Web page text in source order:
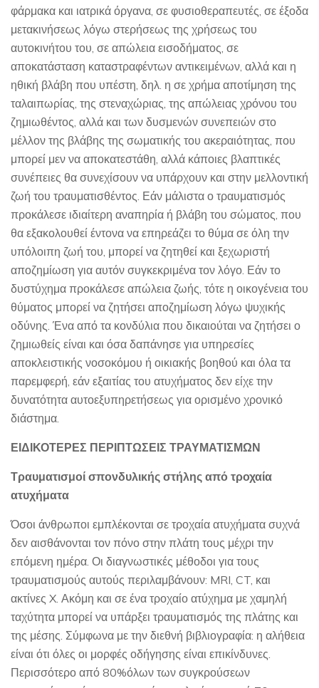
φάρμακα και ιατρικά όργανα, σε φυσιοθεραπευτές, σε έξοδα
μετακινήσεως λόγω στερήσεως της χρήσεως του
αυτοκινήτου του, σε απώλεια εισοδήματος, σε
αποκατάσταση καταστραφέντων αντικειμένων, αλλά και η
ηθική βλάβη που υπέστη, δηλ. η σε χρήμα αποτίμηση της
ταλαιπωρίας, της στεναχώριας, της απώλειας χρόνου του
ζημιωθέντος, αλλά και των δυσμενών συνεπειών στο
μέλλον της βλάβης της σωματικής του ακεραιότητας, που
μπορεί μεν να αποκατεστάθη, αλλά κάποιες βλαπτικές
συνέπειες θα συνεχίσουν να υπάρχουν και στην μελλοντική
ζωή του τραυματισθέντος. Εάν μάλιστα ο τραυματισμός
προκάλεσε ιδιαίτερη αναπηρία ή βλάβη του σώματος, που
θα εξακολουθεί έντονα να επηρεάζει το θύμα σε όλη την
υπόλοιπη ζωή του, μπορεί να ζητηθεί και ξεχωριστή
αποζημίωση για αυτόν συγκεκριμένα τον λόγο. Εάν το
δυστύχημα προκάλεσε απώλεια ζωής, τότε η οικογένεια του
θύματος μπορεί να ζητήσει αποζημίωση λόγω ψυχικής
οδύνης. Ένα από τα κονδύλια που δικαιούται να ζητήσει ο
ζημιωθείς είναι και όσα δαπάνησε για υπηρεσίες
αποκλειστικής νοσοκόμου ή οικιακής βοηθού και όλα τα
παρεμφερή, εάν εξαιτίας του ατυχήματος δεν είχε την
δυνατότητα αυτοεξυπηρετήσεως για ορισμένο χρονικό
διάστημα.
ΕΙΔΙΚΟΤΕΡΕΣ ΠΕΡΙΠΤΩΣΕΙΣ ΤΡΑΥΜΑΤΙΣΜΩΝ
Τραυματισμοί σπονδυλικής στήλης από τροχαία
ατυχήματα
Όσοι άνθρωποι εμπλέκονται σε τροχαία ατυχήματα συχνά
δεν αισθάνονται τον πόνο στην πλάτη τους μέχρι την
επόμενη ημέρα. Οι διαγνωστικές μέθοδοι για τους
τραυματισμούς αυτούς περιλαμβάνουν: MRI, CT, και
ακτίνες X. Ακόμη και σε ένα τροχαίο ατύχημα με χαμηλή
ταχύτητα μπορεί να υπάρξει τραυματισμός της πλάτης και
της μέσης. Σύμφωνα με την διεθνή βιβλιογραφία: η αλήθεια
είναι ότι όλες οι μορφές οδήγησης είναι επικίνδυνες.
Περισσότερο από 80%όλων των συγκρούσεων